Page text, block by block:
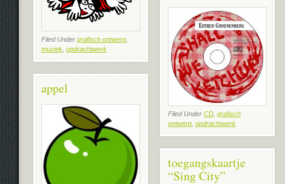
Filed Under grafisch ontwerp
muziek opdrachtwerk
Filed Under CD grafisch
ontwerp opdrachtwerk
appel
toegangskaartje
“Sing City”